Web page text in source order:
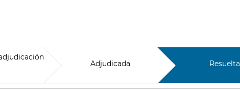
Adjudicada Resuelta